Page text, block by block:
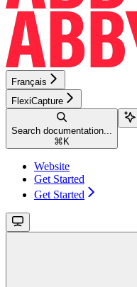
Français
FlexiCapture
Search documentation...
⌘ K
Website
Get Started
Get Started